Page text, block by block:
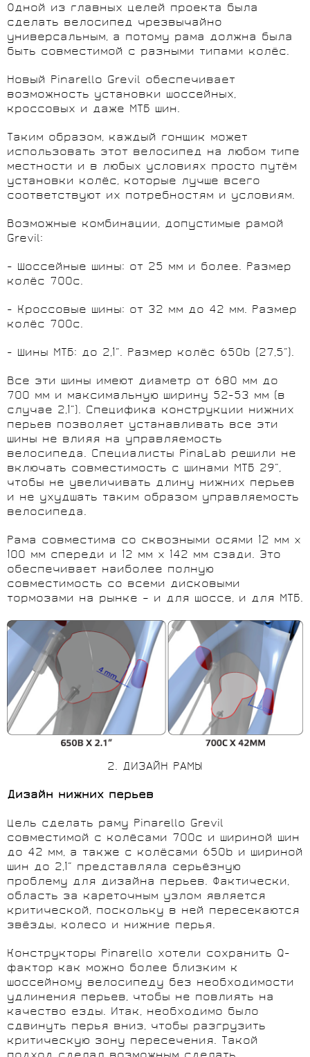
Одной из главных целей проекта была
сделать велосипед чрезвычайно
универсальным, а потому рама должна была
быть совместимой с разными типами колёс.
Новый Pinarello Grevil обеспечивает
возможность установки шоссейных,
кроссовых и даже МТБ шин.
Таким образом, каждый гонщик может
использовать этот велосипед на любом типе
местности и в любых условиях просто путём
установки колёс, которые лучше всего
соответствуют их потребностям и условиям.
Возможные комбинации, допустимые рамой
Grevil:
- Шоссейные шины: от 25 мм и более. Размер
колёс 700c.
- Кроссовые шины: от 32 мм до 42 мм. Размер
колёс 700c.
- Шины МТБ: до 2,1”. Размер колёс 650b (27,5”).
Все эти шины имеют диаметр от 680 мм до
700 мм и максимальную ширину 52-53 мм (в
случае 2,1”). Специфика конструкции нижних
перьев позволяет устанавливать все эти
шины не влияя на управляемость
велосипеда. Специалисты PinaLab решили не
включать совместимость с шинами МТБ 29”,
чтобы не увеличивать длину нижних перьев
и не ухудшать таким образом управляемость
велосипеда.
Рама совместима со сквозными осями 12 мм x
100 мм спереди и 12 мм x 142 мм сзади. Это
обеспечивает наиболее полную
совместимость со всеми дисковыми
тормозами на рынке – и для шоссе, и для МТБ.
2. ДИЗАЙН РАМЫ
Дизайн нижних перьев
Цель сделать раму Pinarello Grevil
совместимой с колёсами 700c и шириной шин
до 42 мм, а также с колёсами 650b и шириной
шин до 2,1” представляла серьёзную
проблему для дизайна перьев. Фактически,
область за кареточным узлом является
критической, поскольку в ней пересекаются
звёзды, колесо и нижние перья.
Конструкторы Pinarello хотели сохранить Q-
фактор как можно более близким к
шоссейному велосипеду без необходимости
удлинения перьев, чтобы не повлиять на
качество езды. Итак, необходимо было
сдвинуть перья вниз, чтобы разгрузить
критическую зону пересечения. Такой